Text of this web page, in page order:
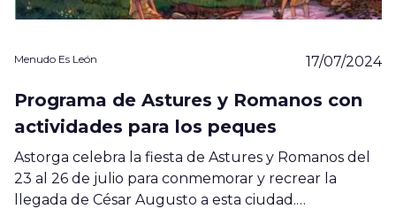
Menudo Es León 17/07/2024
Programa de Astures y Romanos con
actividades para los peques
Astorga celebra la fiesta de Astures y Romanos del
23 al 26 de julio para conmemorar y recrear la
llegada de César Augusto a esta ciudad.…